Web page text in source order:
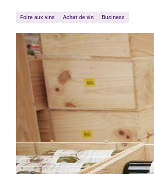
Foire aux vins Achat de vin Business